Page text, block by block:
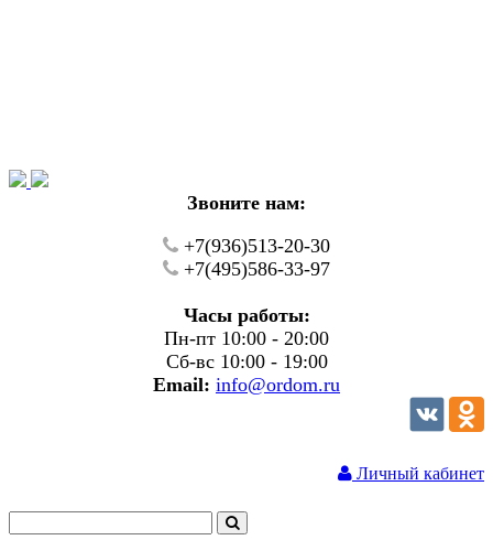
Звоните нам:
+7(936)513-20-30
+7(495)586-33-97
Часы работы:
Пн-пт 10:00 - 20:00
Сб-вс 10:00 - 19:00
Email: info@ordom.ru
Личный кабинет